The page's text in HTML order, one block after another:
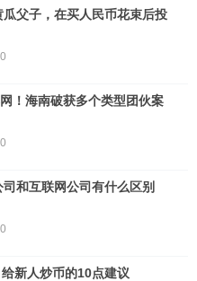
父子，在买人民币花束后投
！海南破获多个类型团伙案
和互联网公司有什么区别
新人炒币的10点建议